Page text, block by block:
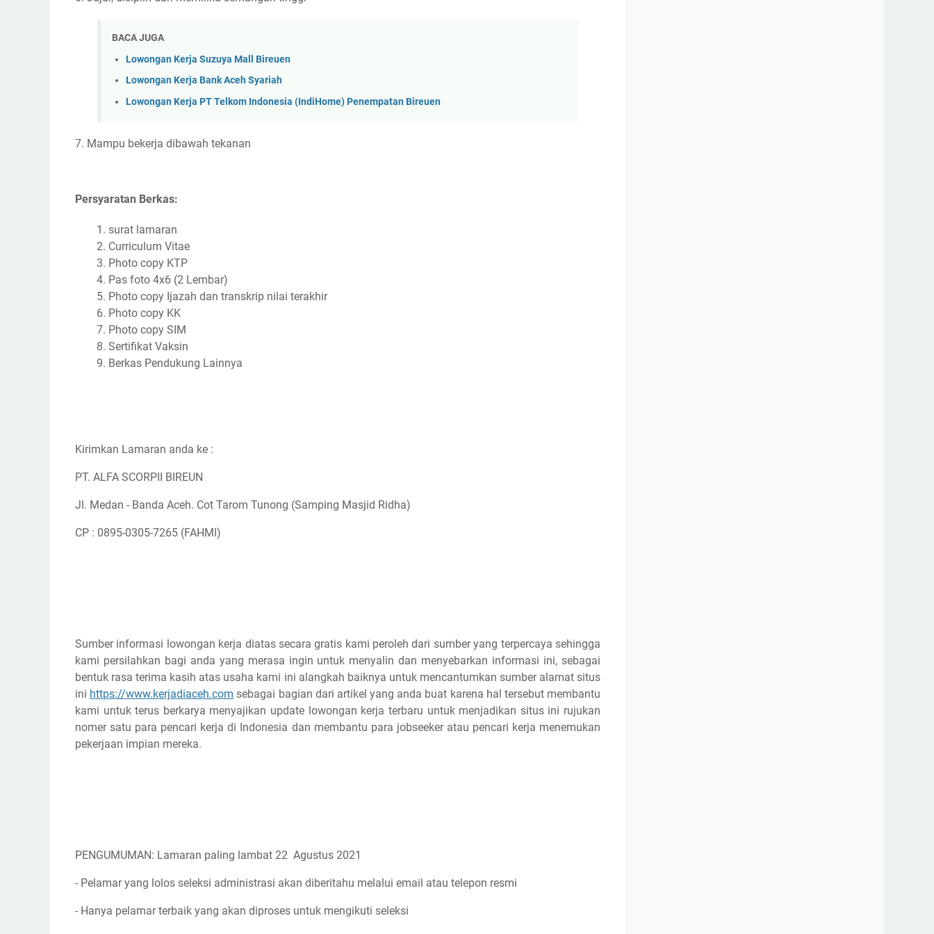
BACA JUGA
Lowongan Kerja Suzuya Mall Bireuen
Lowongan Kerja Bank Aceh Syariah
Lowongan Kerja PT Telkom Indonesia (IndiHome) Penempatan Bireuen
7. Mampu bekerja dibawah tekanan
Persyaratan Berkas:
surat lamaran
Curriculum Vitae
Photo copy KTP
Pas foto 4x6 (2 Lembar)
Photo copy Ijazah dan transkrip nilai terakhir
Photo copy KK
Photo copy SIM
Sertifikat Vaksin
Berkas Pendukung Lainnya
Kirimkan Lamaran anda ke :
PT. ALFA SCORPII BIREUN
Jl. Medan - Banda Aceh. Cot Tarom Tunong (Samping Masjid Ridha)
CP : 0895-0305-7265 (FAHMI)
Sumber informasi lowongan kerja diatas secara gratis kami peroleh dari sumber yang terpercaya sehingga
kami persilahkan bagi anda yang merasa ingin untuk menyalin dan menyebarkan informasi ini, sebagai
bentuk rasa terima kasih atas usaha kami ini alangkah baiknya untuk mencantumkan sumber alamat situs
ini https://www.kerjadiaceh.com sebagai bagian dari artikel yang anda buat karena hal tersebut membantu
kami untuk terus berkarya menyajikan update lowongan kerja terbaru untuk menjadikan situs ini rujukan
nomer satu para pencari kerja di Indonesia dan membantu para jobseeker atau pencari kerja menemukan
pekerjaan impian mereka.
PENGUMUMAN: Lamaran paling lambat 22 Agustus 2021
- Pelamar yang lolos seleksi administrasi akan diberitahu melalui email atau telepon resmi
- Hanya pelamar terbaik yang akan diproses untuk mengikuti seleksi